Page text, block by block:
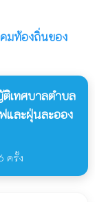
มท้องถิ่นของ
เทศบาลตำบล
และฝุ่นละออง
ครั้ง